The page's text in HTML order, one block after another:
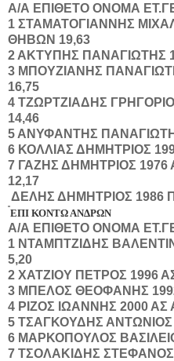
Α/Α ΕΠΙΘΕΤΟ ΟΝΟΜΑ
1 ΣΤΑΜΑΤΟΓΙΑΝΝΗΣ
ΘΗΒΩΝ 19,63
2 ΑΚΤΥΠΗΣ ΠΑΝΑΓΙΩΤΗΣ
3 ΜΠΟΥΖΙΑΝΗΣ
16,75
4 ΤΖΩΡΤΖΙΑΔΗΣ
14,46
5 ΑΝΥΦΑΝΤΗΣ
6 ΚΟΛΛΙΑΣ ΔΗΜΗΤΡΙΟΣ
7 ΓΑΖΗΣ ΔΗΜΗΤΡΙΟΣ 1976
12,17
ΔΕΛΗΣ ΔΗΜΗΤΡΙΟΣ 1986
ΕΠΙ ΚΟΝΤΩ ΑΝΔΡΩΝ
Α/Α ΕΠΙΘΕΤΟ ΟΝΟΜΑ
1 ΝΤΑΜΠΤΖΙΔΗΣ
5,20
2 ΧΑΤΖΙΟΥ ΠΕΤΡΟΣ 1996
3 ΜΠΕΛΟΣ ΘΕΟΦΑΝΗΣ
4 ΡΙΖΟΣ ΙΩΑΝΝΗΣ 2000 ΑΣ
5 ΤΣΑΓΚΟΥΔΗΣ ΑΝΤΩΝΙΟΣ
6 ΜΑΡΚΟΠΟΥΛΟΣ
7 ΤΣΟΛΑΚΙΔΗΣ ΣΤΕΦΑΝΟΣ